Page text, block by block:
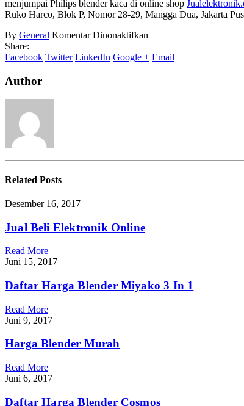
menjumpai Philips blender kaca di online shop
Ruko Harco, Blok P, Nomor 28-29, Mangga Dua, Jakarta
By General Komentar Dinonaktifkan
Blender
Share:
Facebook Twitter LinkedIn Google + Email
Author
RelatedPosts
Desember 16, 2017
Jual Beli Elektronik Online
Read More
Juni 15, 2017
Daftar Harga Blender Miyako 3 In 1
Read More
Juni 9, 2017
Harga Blender Murah
Read More
Juni 6, 2017
Daftar Harga Blender Cosmos